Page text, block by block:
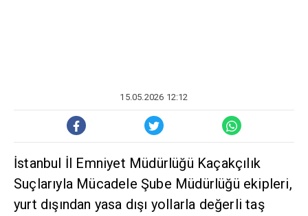
15.05.2026 12:12
İstanbul İl Emniyet Müdürlüğü Kaçakçılık
Suçlarıyla Mücadele Şube Müdürlüğü ekipleri,
yurt dışından yasa dışı yollarla değerli taş